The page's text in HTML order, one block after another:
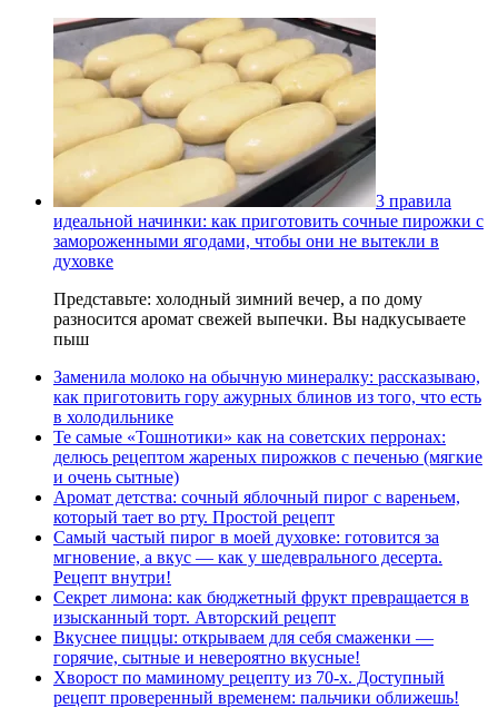
3 правила
идеальной начинки: как приготовить сочные пирожки с
замороженными ягодами, чтобы они не вытекли в
духовке
Представьте: холодный зимний вечер, а по дому
разносится аромат свежей выпечки. Вы надкусываете
пыш
Заменила молоко на обычную минералку: рассказываю,
как приготовить гору ажурных блинов из того, что есть
в холодильнике
Те самые «Тошнотики» как на советских перронах:
делюсь рецептом жареных пирожков с печенью (мягкие
и очень сытные)
Аромат детства: сочный яблочный пирог с вареньем,
который тает во рту. Простой рецепт
Самый частый пирог в моей духовке: готовится за
мгновение, а вкус — как у шедеврального десерта.
Рецепт внутри!
Секрет лимона: как бюджетный фрукт превращается в
изысканный торт. Авторский рецепт
Вкуснее пиццы: открываем для себя смаженки —
горячие, сытные и невероятно вкусные!
Хворост по маминому рецепту из 70-х. Доступный
рецепт проверенный временем: пальчики оближешь!